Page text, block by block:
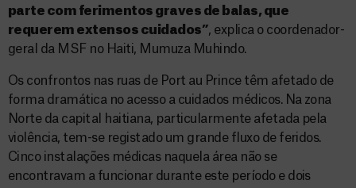
parte com ferimentos graves de balas, que
requerem extensos cuidados”, explica o coordenador-
geral da MSF no Haiti, Mumuza Muhindo.
Os confrontos nas ruas de Port au Prince têm afetado de
forma dramática no acesso a cuidados médicos. Na zona
Norte da capital haitiana, particularmente afetada pela
violência, tem-se registado um grande fluxo de feridos.
Cinco instalações médicas naquela área não se
encontravam a funcionar durante este período e dois